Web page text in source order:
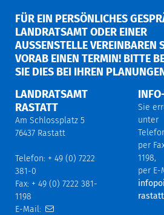
FÜR EIN PERSÖNLICHES
LANDRATSAMT ODER EINER
AUSSENSTELLE VEREINBAREN
ORAB EINEN TERMIN! BITTE
IE DIES BEI IHREN
LANDRATSAMT
RASTATT
Am Schlossplatz 5
76437 Rastatt
Telefon: + 49 (0) 7222
381-0
Fax: + 49 (0) 7222 381-
1198
E-Mail:
Sie
unter
per
1198,
per E-